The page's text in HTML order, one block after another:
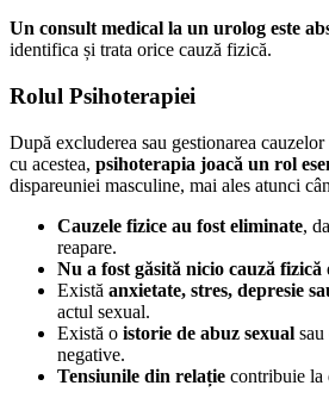
Un consult medical la un urolog este
identifica și trata orice cauză fizică.
Rolul Psihoterapiei
După excluderea sau gestionarea
cu acestea, psihoterapia joacă un rol
dispareuniei masculine, mai ales atunci
Cauzele fizice au fost eliminate,
reapare.
Nu a fost găsită nicio cauză fizică
Există anxietate, stres, depresie
actul sexual.
Există o istorie de abuz sexual
negative.
Tensiunile din relație contribuie la